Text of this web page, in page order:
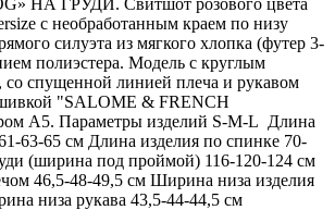
с необработанным краем по низу
силуэта из мягкого хлопка (футер 3-
полиэстера. Модель с круглым
спущенной линией плеча и рукавом
"SALOME & FRENCH
А5. Параметры изделий S-M-L Длина
63-65 см Длина изделия по спинке 70-
(ширина под проймой) 116-120-124 см
46,5-48-49,5 см Ширина низа изделия
низа рукава 43,5-44-44,5 см